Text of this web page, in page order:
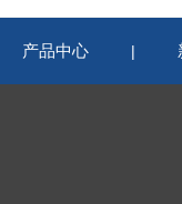
产品中心 |